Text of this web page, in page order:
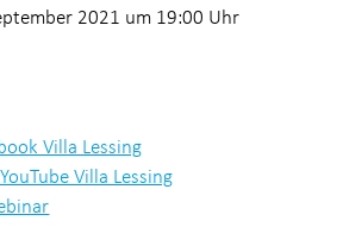
2021 um 19:00 Uhr
Villa Lessing
Villa Lessing